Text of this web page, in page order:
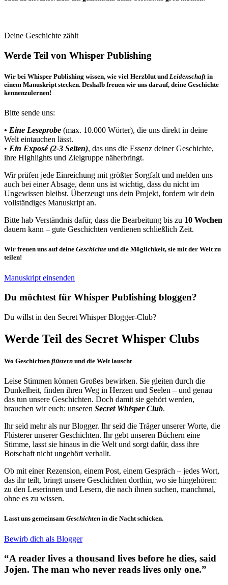
Deine Geschichte zählt
Werde Teil von Whisper Publishing
Wir bei Whisper Publishing wissen, wie viel Herzblut und Leidenschaft in
einem Manuskript stecken. Deshalb freuen wir uns darauf, deine Geschichte
kennenzulernen!
Bitte sende uns:
•⁠ ⁠Eine Leseprobe (max. 10.000 Wörter), die uns direkt in deine
Welt eintauchen lässt.
•⁠ ⁠⁠⁠ Ein Exposé (2-3 Seiten), das uns die Essenz deiner Geschichte,
ihre Highlights und Zielgruppe näherbringt.
Wir prüfen jede Einreichung mit größter Sorgfalt und melden uns
auch bei einer Absage, denn uns ist wichtig, dass du nicht im
Ungewissen bleibst. Überzeugt uns dein Projekt, fordern wir dein
vollständiges Manuskript an.
Bitte hab Verständnis dafür, dass die Bearbeitung bis zu 10 Wochen
dauern kann – gute Geschichten verdienen schließlich Zeit.
Wir freuen uns auf deine Geschichte und die Möglichkeit, sie mit der Welt zu
teilen!
Manuskript einsenden
Du möchtest für Whisper Publishing bloggen?​
Du willst in den Secret Whisper Blogger-Club?
Werde Teil des Secret Whisper Clubs
Wo Geschichten flüstern und die Welt lauscht
Leise Stimmen können Großes bewirken. Sie gleiten durch die
Dunkelheit, finden ihren Weg in Herzen und Seelen – und genau
das tun unsere Geschichten. Doch damit sie gehört werden,
brauchen wir euch: unseren Secret Whisper Club.
Ihr seid mehr als nur Blogger. Ihr seid die Träger unserer Worte, die
Flüsterer unserer Geschichten. Ihr gebt unseren Büchern eine
Stimme, lasst sie hinaus in die Welt und sorgt dafür, dass ihre
Botschaft nicht ungehört verhallt.
Ob mit einer Rezension, einem Post, einem Gespräch – jedes Wort,
das ihr teilt, bringt unsere Geschichten dorthin, wo sie hingehören:
zu den Leserinnen und Lesern, die nach ihnen suchen, manchmal,
ohne es zu wissen.
Lasst uns gemeinsam Geschichten in die Nacht schicken.
Bewirb dich als Blogger
“A reader lives a thousand lives before he dies, said
Jojen. The man who never reads lives only one.”